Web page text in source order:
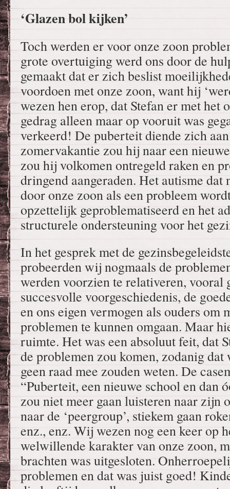
‘Glazen bol kijken’
Toch werden er voor onze zoon
grote overtuiging werd ons door de
gemaakt dat er zich beslist
voordoen met onze zoon, want hij
wezen hen erop, dat Stefan er met het
gedrag alleen maar op vooruit was
verkeerd! De puberteit diende zich
zomervakantie zou hij naar een
zou hij volkomen ontregeld raken en
dringend aangeraden. Het autisme dat
door onze zoon als een probleem
opzettelijk geproblematiseerd en het
structurele ondersteuning voor het
In het gesprek met de
probeerden wij nogmaals de
werden voorzien te relativeren, vooral
succesvolle voorgeschiedenis, de
en ons eigen vermogen als ouders om
problemen te kunnen omgaan. Maar
ruimte. Het was een absoluut feit, dat
de problemen zou komen, zodanig dat
geen raad mee zouden weten. De
“Puberteit, een nieuwe school en dan
zou niet meer gaan luisteren naar zijn
naar de ‘peergroup’, stiekem gaan
enz., enz. Wij wezen nog een keer op
welwillende karakter van onze zoon,
brachten was uitgesloten.
problemen en dat was juist goed!